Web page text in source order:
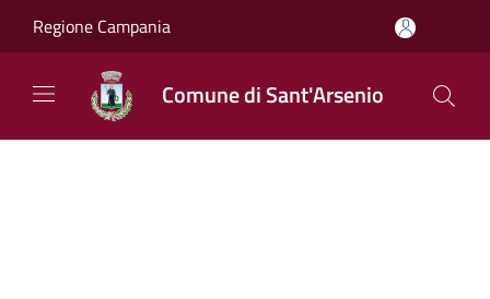
Regione Campania
Comune di Sant'Arsenio